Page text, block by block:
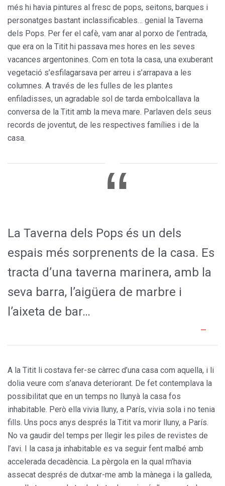
més hi havia pintures al fresc de pops, seitons, barques i
personatges bastant inclassificables… genial la Taverna
dels Pops. Per fer el cafè, vam anar al porxo de l’entrada,
que era on la Titit hi passava mes hores en les seves
vacances argentonines. Com en tota la casa, una exuberant
vegetació s’esfilagarsava per arreu i s’arrapava a les
columnes. A través de les fulles de les plantes
enfiladisses, un agradable sol de tarda embolcallava la
conversa de la Titit amb la meva mare. Parlaven dels seus
records de joventut, de les respectives famílies i de la
casa.
La Taverna dels Pops és un dels
espais més sorprenents de la casa. Es
tracta d’una taverna marinera, amb la
seva barra, l’aigüera de marbre i
l’aixeta de bar…
A la Titit li costava fer-se càrrec d’una casa com aquella, i li
dolia veure com s’anava deteriorant. De fet contemplava la
possibilitat que en un temps no llunyà la casa fos
inhabitable. Però ella vivia lluny, a París, vivia sola i no tenia
fills. Uns pocs anys després la Titit va morir lluny, a París.
No va gaudir del temps per llegir les piles de revistes de
l’avi. I la casa ja inhabitable es va seguir fent malbé amb
accelerada decadència. La pèrgola en la qual m’havia
assecat després de dutxar-me amb la mànega i la galleda,